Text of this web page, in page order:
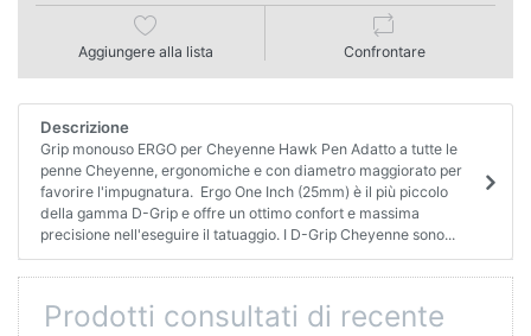
Aggiungere alla lista Confrontare
Descrizione
Grip monouso ERGO per Cheyenne Hawk Pen Adatto a tutte le
penne Cheyenne, ergonomiche e con diametro maggiorato per
favorire l'impugnatura. Ergo One Inch (25mm) è il più piccolo
della gamma D-Grip e offre un ottimo confort e massima
precisione nell'eseguire il tatuaggio. I D-Grip Cheyenne sono...
Prodotti consultati di recente